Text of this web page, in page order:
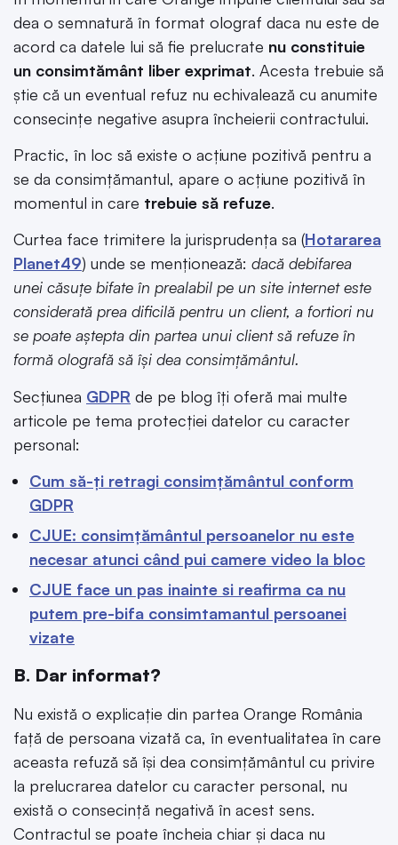
dea o semnatură în format olograf daca nu este de
acord ca datele lui să fie prelucrate nu constituie
un consimtământ liber exprimat. Acesta trebuie să
știe că un eventual refuz nu echivalează cu anumite
consecințe negative asupra încheierii contractului.
Practic, în loc să existe o acțiune pozitivă pentru a
se da consimțămantul, apare o acțiune pozitivă în
momentul in care trebuie să refuze.
Curtea face trimitere la jurisprudența sa (Hotararea
Planet49) unde se menționează: dacă debifarea
unei căsuțe bifate în prealabil pe un site internet este
considerată prea dificilă pentru un client, a fortiori nu
se poate aștepta din partea unui client să refuze în
formă olografă să își dea consimțământul.
Secțiunea GDPR de pe blog îți oferă mai multe
articole pe tema protecției datelor cu caracter
personal:
Cum să-ți retragi consimțământul conform
GDPR
CJUE: consimțământul persoanelor nu este
necesar atunci când pui camere video la bloc
CJUE face un pas inainte si reafirma ca nu
putem pre-bifa consimtamantul persoanei
vizate
B. Dar informat?
Nu există o explicație din partea Orange România
față de persoana vizată ca, în eventualitatea în care
aceasta refuză să își dea consimțământul cu privire
la prelucrarea datelor cu caracter personal, nu
există o consecință negativă în acest sens.
Contractul se poate încheia chiar și daca nu